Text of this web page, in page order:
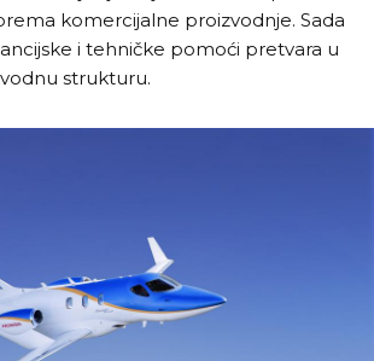
komercijalne proizvodnje. Sada
i tehničke pomoći pretvara u
strukturu.